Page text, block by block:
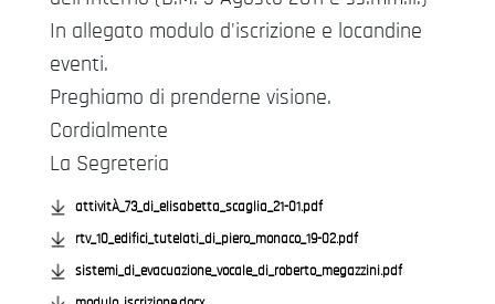
In allegato modulo d'iscrizione e locandine
eventi.
Preghiamo di prenderne visione.
Cordialmente
La Segreteria
attivitÀ_73_di_elisabetta_scaglia_21-01.pdf
rtv_10_edifici_tutelati_di_piero_monaco_19-02.pdf
sistemi_di_evacuazione_vocale_di_roberto_megazzini.pdf